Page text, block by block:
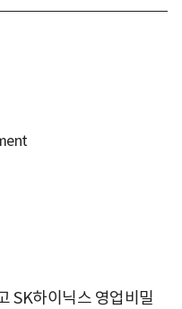
SK하이닉스 영업비밀